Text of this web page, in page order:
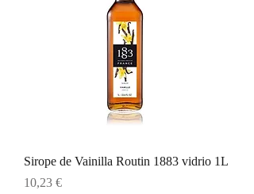
Sirope de Vainilla Routin 1883 vidrio 1L
Precio
10,23 €